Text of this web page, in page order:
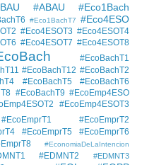
#ABAU #Eco1Bach
#Eco1BachT7 #Eco4ESO
#Eco4ESOT3 #Eco4ESOT4
#Eco4ESOT7 #Eco4ESOT8
#EcoBachT1
#EcoBachT12 #EcoBachT2
#EcoBachT5
#EcoBachT6
#EcoBachT9 #EcoEmp4ESO
#EcoEmp4ESOT3
#EcoEmprT1
#EcoEmprT2
#EcoEmprT5 #EcoEmprT6
#EconomiaDeLaIntencion
#EDMNT2 #EDMNT3